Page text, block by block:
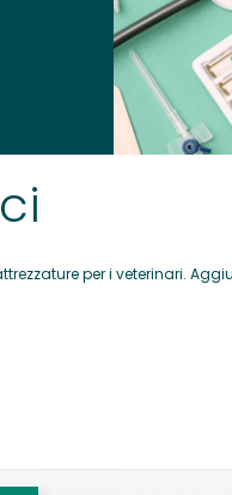
per i veterinari.